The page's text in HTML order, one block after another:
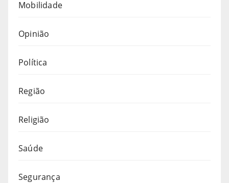
Mobilidade
Opinião
Política
Região
Religião
Saúde
Segurança